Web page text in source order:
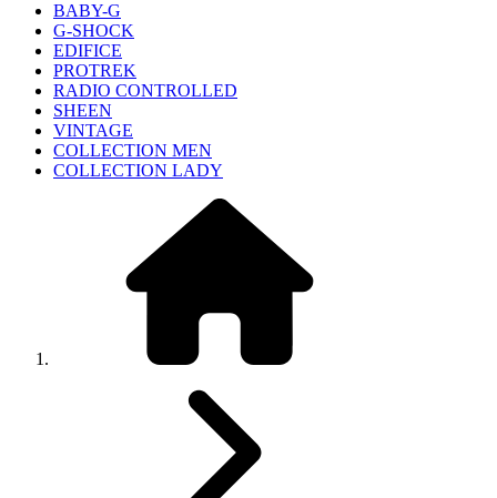
BABY-G
G-SHOCK
EDIFICE
PROTREK
RADIO CONTROLLED
SHEEN
VINTAGE
COLLECTION MEN
COLLECTION LADY